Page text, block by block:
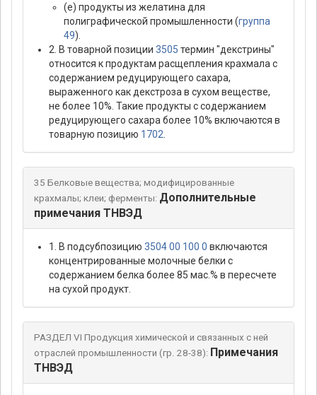
(е) продукты из желатина для
полиграфической промышленности (группа
49).
2. В товарной позиции 3505 термин "декстрины"
относится к продуктам расщепления крахмала с
содержанием редуцирующего сахара,
выраженного как декстроза в сухом веществе,
не более 10%. Такие продукты с содержанием
редуцирующего сахара более 10% включаются в
товарную позицию 1702
35 Белковые вещества; модифицированные
крахмалы; клеи; ферменты: Дополнительные
примечания ТНВЭД
1. В подсубпозицию 3504 00 100 0 включаются
концентрированные молочные белки с
содержанием белка более 85 мас.% в пересчете
на сухой продукт.
РАЗДЕЛ VI Продукция химической и связанных с ней
отраслей промышленности (гр. 28-38): Примечания
ТНВЭД